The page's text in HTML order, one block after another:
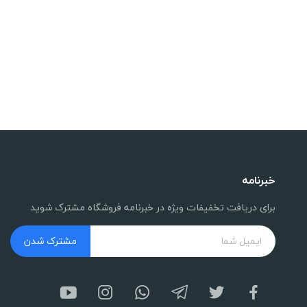
خبرنامه
برای دریافت تخفیفات ویژه در خبرنامه فروشگاه مشترک شوید
مشترک شدن